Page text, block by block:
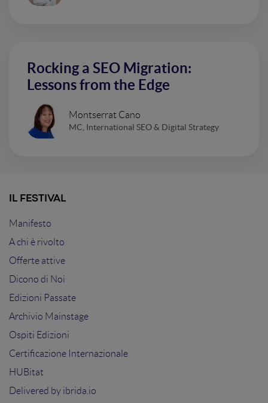
Rocking a SEO Migration:
Lessons from the Edge
Montserrat Cano
MC, International SEO & Digital Strategy
IL FESTIVAL
Manifesto
A chi è rivolto
Offerte attive
Dicono di Noi
Edizioni Passate
Archivio Mainstage
Ospiti Edizioni
Certificazione Internazionale
HUBitat
Delivered by ibrida.io